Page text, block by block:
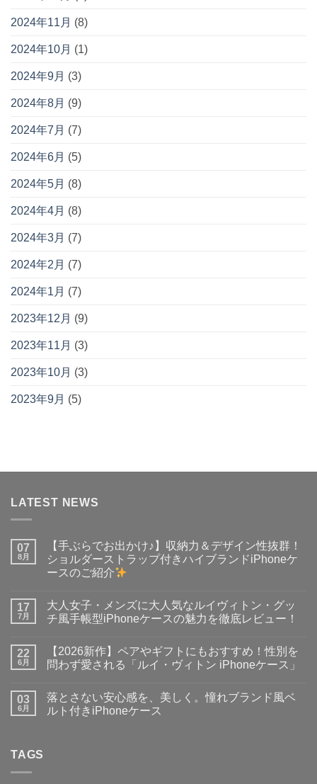
2024年11月 (8)
2024年10月 (1)
2024年9月 (3)
2024年8月 (9)
2024年7月 (7)
2024年6月 (5)
2024年5月 (8)
2024年4月 (8)
2024年3月 (7)
2024年2月 (7)
2024年1月 (7)
2023年12月 (9)
2023年11月 (3)
2023年10月 (3)
2023年9月 (5)
LATEST NEWS
07
8月
【手ぶらでお出かけ♪】収納力＆デザイン性抜群！
ショルダーストラップ付きハイブランドiPhoneケ
ースのご紹介
ら
で
お
♪】
収
＆
デ
ザ
ン
ト
は
り
ま
17
7月
大人女子・メンズに大人気なルイヴィトン・グッ
チ風手帳型iPhoneケースの魅力を徹底レビュー！
子・
メ
に
大
人
ト
は
あ
り
ま
22
6月
【2026新作】ペアやギフトにもおすすめ！性別を
問わず愛される「ルイ・ヴィトン iPhoneケース」
作】
ペ
ア
ン
ト
は
03
6月
落とさない安心感を、美しく。憧れブランド風ベ
ルト付きiPhoneケース
TAGS